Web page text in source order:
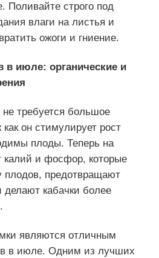
Поливайте строго под
влаги на листья и
ожоги и гниение.
в июле: органические и
требуется большое
как он стимулирует рост
плоды. Теперь на
калий и фосфор, которые
плодов, предотвращают
делают кабачки более
являются отличным
в июле. Одним из лучших